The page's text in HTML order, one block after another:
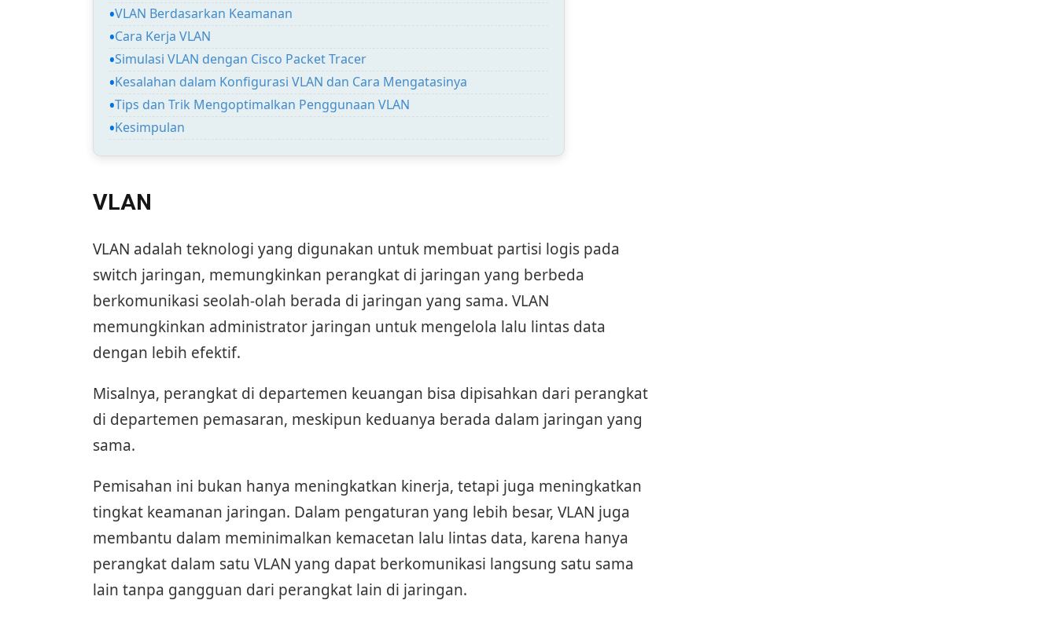
VLAN Berdasarkan Keamanan
Cara Kerja VLAN
Simulasi VLAN dengan Cisco Packet Tracer
Kesalahan dalam Konfigurasi VLAN dan Cara Mengatasinya
Tips dan Trik Mengoptimalkan Penggunaan VLAN
Kesimpulan
VLAN
VLAN adalah teknologi yang digunakan untuk membuat partisi logis pada
switch jaringan, memungkinkan perangkat di jaringan yang berbeda
berkomunikasi seolah-olah berada di jaringan yang sama. VLAN
memungkinkan administrator jaringan untuk mengelola lalu lintas data
dengan lebih efektif.
Misalnya, perangkat di departemen keuangan bisa dipisahkan dari perangkat
di departemen pemasaran, meskipun keduanya berada dalam jaringan yang
sama.
Pemisahan ini bukan hanya meningkatkan kinerja, tetapi juga meningkatkan
tingkat keamanan jaringan. Dalam pengaturan yang lebih besar, VLAN juga
membantu dalam meminimalkan kemacetan lalu lintas data, karena hanya
perangkat dalam satu VLAN yang dapat berkomunikasi langsung satu sama
lain tanpa gangguan dari perangkat lain di jaringan.